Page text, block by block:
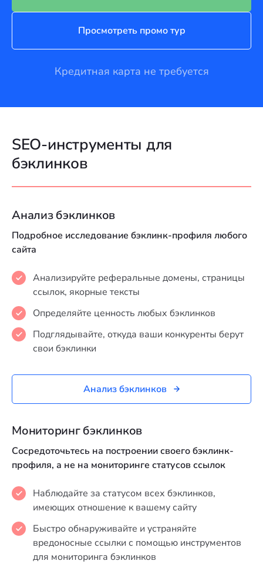
Просмотреть промо тур
Кредитная карта не требуется
SEO-инструменты для
бэклинков
Анализ бэклинков
Подробное исследование бэклинк-профиля любого
сайта
Анализируйте реферальные домены, страницы
ссылок, якорные тексты
Определяйте ценность любых бэклинков
Подглядывайте, откуда ваши конкуренты берут
свои бэклинки
Анализ бэклинков
Мониторинг бэклинков
Сосредоточьтесь на построении своего бэклинк-
профиля, а не на мониторинге статусов ссылок
Наблюдайте за статусом всех бэклинков,
имеющих отношение к вашему сайту
Быстро обнаруживайте и устраняйте
вредоносные ссылки с помощью инструментов
для мониторинга бэклинков